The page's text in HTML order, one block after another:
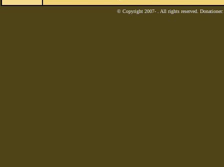
© Copyright 2007- . All rights reserved.